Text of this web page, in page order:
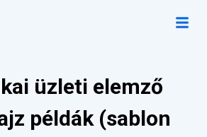
üzleti elemző
példák (sablon